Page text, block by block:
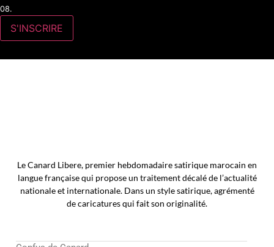
08.
Le Canard Libere, premier hebdomadaire satirique marocain en
langue française qui propose un traitement décalé de l’actualité
nationale et internationale. Dans un style satirique, agrémenté
de caricatures qui fait son originalité.